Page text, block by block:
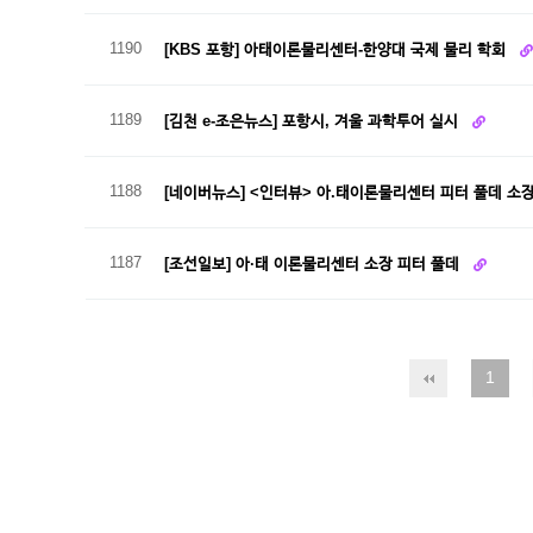
1190 [KBS 포항] 아태이론물리센터-한양대 국제 물리 학회
1189 [김천 e-조은뉴스] 포항시, 겨울 과학투어 실시
1188 [네이버뉴스] <인터뷰> 아.태이론물리센터 피터 풀데 소
1187 [조선일보] 아·태 이론물리센터 소장 피터 풀데
1